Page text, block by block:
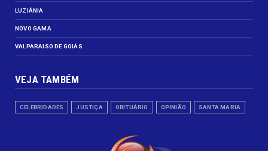
LUZIÂNIA
NOVO GAMA
VALPARAISO DE GOIÁS
VEJA TAMBÉM
CELEBRIDADES JUSTIÇA OBITUÁRIO OPINIÃO SANTA MARIA